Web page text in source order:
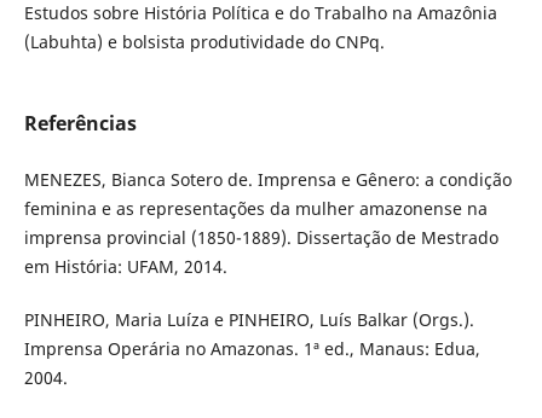
Estudos sobre História Política e do Trabalho na Amazônia
(Labuhta) e bolsista produtividade do CNPq.
Referências
MENEZES, Bianca Sotero de. Imprensa e Gênero: a condição
feminina e as representações da mulher amazonense na
imprensa provincial (1850-1889). Dissertação de Mestrado
em História: UFAM, 2014.
PINHEIRO, Maria Luíza e PINHEIRO, Luís Balkar (Orgs.).
Imprensa Operária no Amazonas. 1ª ed., Manaus: Edua,
2004.